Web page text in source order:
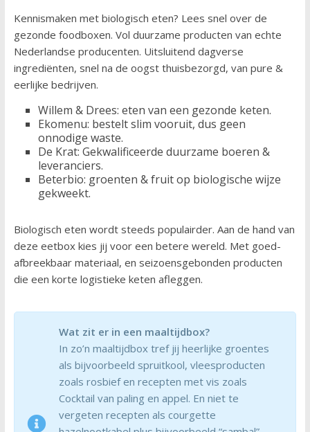
Kennismaken met biologisch eten? Lees snel over de
gezonde foodboxen. Vol duurzame producten van echte
Nederlandse producenten. Uitsluitend dagverse
ingrediënten, snel na de oogst thuisbezorgd, van pure &
eerlijke bedrijven.
Willem & Drees: eten van een gezonde keten.
Ekomenu: bestelt slim vooruit, dus geen
onnodige waste.
De Krat: Gekwalificeerde duurzame boeren &
leveranciers.
Beterbio: groenten & fruit op biologische wijze
gekweekt.
Biologisch eten wordt steeds populairder. Aan de hand van
deze eetbox kies jij voor een betere wereld. Met goed-
afbreekbaar materiaal, en seizoensgebonden producten
die een korte logistieke keten afleggen.
Wat zit er in een maaltijdbox?
In zo’n maaltijdbox tref jij heerlijke groentes
als bijvoorbeeld spruitkool, vleesproducten
zoals rosbief en recepten met vis zoals
Cocktail van paling en appel. En niet te
vergeten recepten als courgette